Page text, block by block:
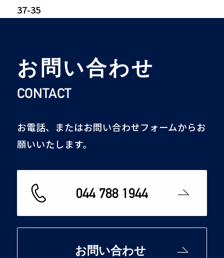
37-35
お問い合わせ
CONTACT
お電話、またはお問い合わせフォームからお
願いいたします。
044 788 1944
お問い合わせ